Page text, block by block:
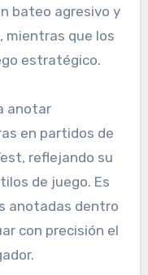
bateo agresivo y
mientras que los
estratégico.
anotar
en partidos de
reflejando su
de juego. Es
anotadas dentro
con precisión el